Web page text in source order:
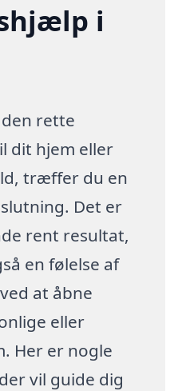
i
rette
dit hjem eller
træffer du en
Det er
rent resultat,
en følelse af
at åbne
eller
Her er nogle
vil guide dig